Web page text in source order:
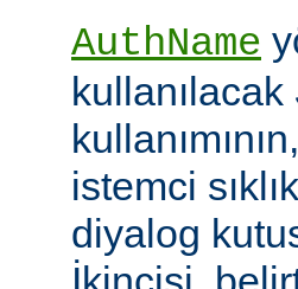
AuthName
kullanılacak
istemci
diyalog